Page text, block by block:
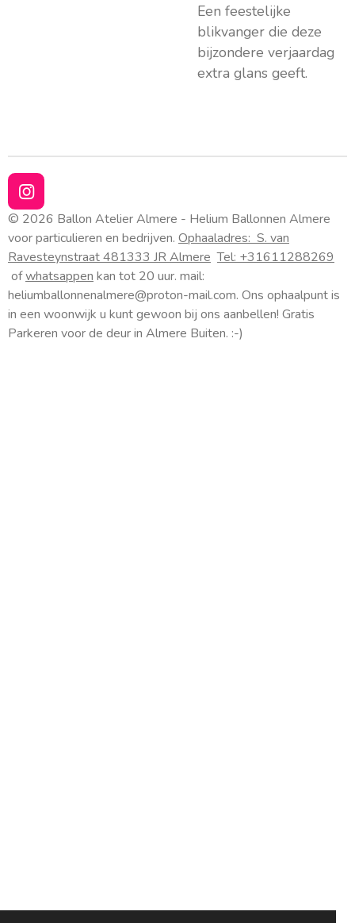
Een feestelijke
blikvanger die deze
bijzondere verjaardag
extra glans geeft.
I
n
s
t
a
g
r
a
m
© 2026 Ballon Atelier Almere - Helium Ballonnen Almere
voor particulieren en bedrijven. Ophaaladres: S. van
Ravesteynstraat 481333 JR Almere Tel: +31611288269
ofwhatsappen kan tot 20 uur. mail:
heliumballonnenalmere@proton-mail.com. Ons ophaalpunt is
in een woonwijk u kunt gewoon bij ons aanbellen! Gratis
Parkeren voor de deur in Almere Buiten. :-)